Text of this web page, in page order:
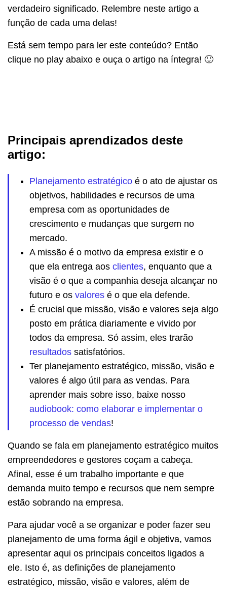
verdadeiro significado. Relembre neste artigo a
função de cada uma delas!
Está sem tempo para ler este conteúdo? Então
clique no play abaixo e ouça o artigo na íntegra! 🙂
Principais aprendizados deste
artigo:
Planejamento estratégico é o ato de ajustar os
objetivos, habilidades e recursos de uma
empresa com as oportunidades de
crescimento e mudanças que surgem no
mercado.
A missão é o motivo da empresa existir e o
que ela entrega aos clientes, enquanto que a
visão é o que a companhia deseja alcançar no
futuro e os valores é o que ela defende.
É crucial que missão, visão e valores seja algo
posto em prática diariamente e vivido por
todos da empresa. Só assim, eles trarão
resultados satisfatórios.
Ter planejamento estratégico, missão, visão e
valores é algo útil para as vendas. Para
aprender mais sobre isso, baixe nosso
audiobook: como elaborar e implementar o
processo de vendas!
Quando se fala em planejamento estratégico muitos
empreendedores e gestores coçam a cabeça.
Afinal, esse é um trabalho importante e que
demanda muito tempo e recursos que nem sempre
estão sobrando na empresa.
Para ajudar você a se organizar e poder fazer seu
planejamento de uma forma ágil e objetiva, vamos
apresentar aqui os principais conceitos ligados a
ele. Isto é, as definições de planejamento
estratégico, missão, visão e valores, além de